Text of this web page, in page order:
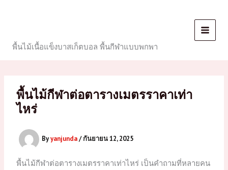
พื้นไม้เนื้อแข็งบาสเก็ตบอล พื้นกีฬาแบบพกพา
พื้นไม้กีฬาต่อตารางเมตรราคาเท่า
ไหร่
Byyanjunda/กันยายน 12, 2025
พื้นไม้กีฬาต่อตารางเมตรราคาเท่าไหร่ เป็นคำถามที่หลายคน